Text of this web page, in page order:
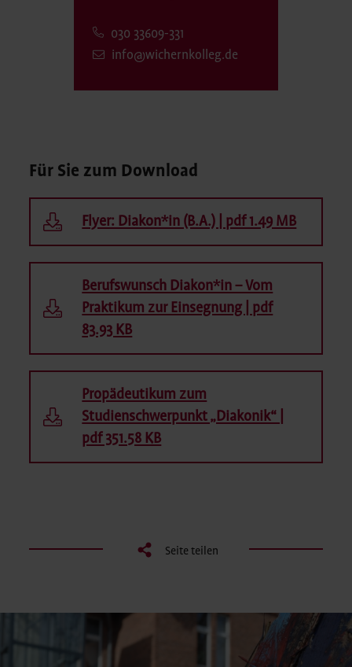
030 33609-331
info@wichernkolleg.de
Für Sie zum Download
Flyer: Diakon*in (B.A.) | pdf 1.49 MB
Berufswunsch Diakon*in – Vom
Praktikum zur Einsegnung | pdf
83.93 KB
Propädeutikum zum
Studienschwerpunkt „Diakonik“ |
pdf 351.58 KB
Seite teilen